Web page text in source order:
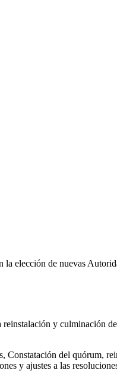
la elección de nuevas
y culminación
Constatación del quórum,
y ajustes a las